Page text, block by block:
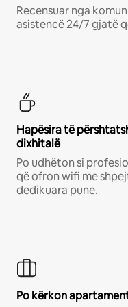
Recensuar nga
asistencë 24/7 gjatë
Hapësira të
dixhitalë
Po udhëton si
që ofron wifi me
dedikuara pune.
Po kërkon